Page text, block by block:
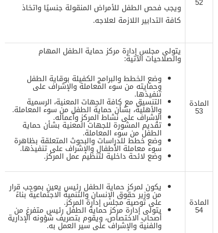
ويجب فحص الطفل للأمراض المنقولة جنسيًا واتخاذ
كافة التدابير اللازمة لعلاجه.
المادة
53
يتولى مجلس إدارة مركز حماية الطفل المهام
والصلاحيات الآتية:
وضع الخطط والبرامج الكفيلة بوقاية الطفل
وحمايته من سوء المعاملة والإشراف على
تنفيذها.
التنسيق مع كافة الجهات المعنية، الرسمية
والأهلية، بشأن حماية الطفل من سوء المعاملة.
الإشراف على نشاط المركز وأعماله.
تقديم المشورة للجهات المعنية بشأن حماية
الطفل من سوء المعاملة.
وضع خطط للدراسات والبحوث المتعلقة بظاهرة
سوء معاملة الأطفال والإشراف على تنفيذها.
وضع لائحة داخلية لتنظيم عمل المركز.
المادة
54
يكون لمركز حماية الطفل رئيس يعين بموجب قرار
من وزير حقوق الإنسان والتنمية الاجتماعية بناءً
على توصية مجلس إدارة المركز.
‌يتولى إدارة مركز حماية الطفل رئيس متفرغ من
أصحاب الاختصاص، ويقوم بتصريف شؤونه الإدارية
والفنية والإشراف على سير العمل به.